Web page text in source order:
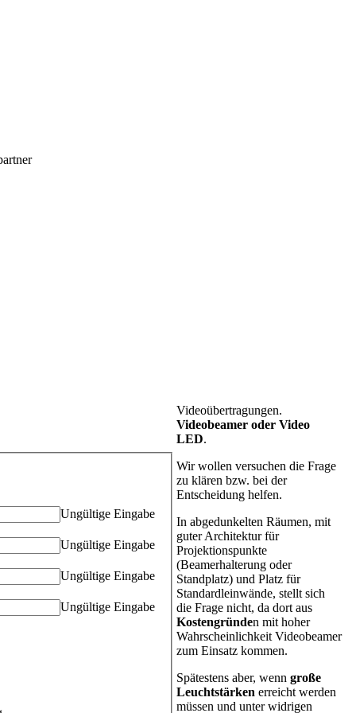
Ungültige Eingabe
Ungültige Eingabe
Ungültige Eingabe
Ungültige Eingabe
Videoübertragungen.
Videobeamer oder Video
LED.
Wir wollen versuchen die Frage
zu klären bzw. bei der
Entscheidung helfen.
In abgedunkelten Räumen, mit
guter Architektur für
Projektionspunkte
(Beamerhalterung oder
Standplatz) und Platz für
Standardleinwände, stellt sich
die Frage nicht, da dort aus
Kostengründen mit hoher
Wahrscheinlichkeit Videobeamer
zum Einsatz kommen.
Spätestens aber, wenn große
Leuchtstärken erreicht werden
müssen und unter widrigen